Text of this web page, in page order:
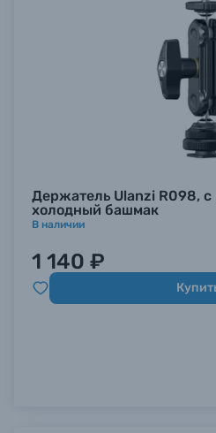
Держатель Ulanzi R098,
холодный башмак
В наличии
1 140 ₽